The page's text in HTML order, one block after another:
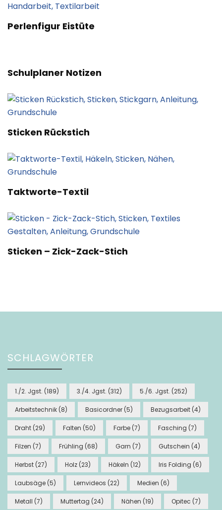
Perlenfigur Eistüte
Schulplaner Notizen
Sticken Rückstich
Taktworte-Textil
Sticken – Zick-Zack-Stich
SCHLAGWÖRTER
1./2. Jgst. (189) 3./4. Jgst. (312) 5./6. Jgst. (252)
Arbeitstechnik (8) Basicordner (5) Bezugsarbeit (4)
Draht (29) Falten (50) Farbe (7) Fasching (7)
Filzen (7) Frühling (68) Garn (7) Gutschein (4)
Herbst (27) Holz (23) Häkeln (12) Iris Folding (6)
Laubsäge (5) Lernvideos (22) Medien (6)
Metall (7) Muttertag (24) Nähen (19) Opitec (7)